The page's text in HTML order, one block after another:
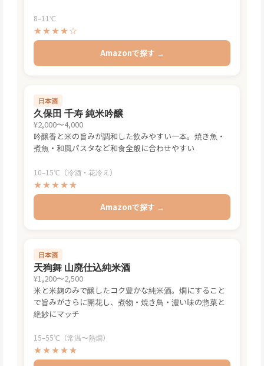
8–11℃
★★★★☆
Amazonで探す →
日本酒
久保田 千寿 純米吟醸
¥2,000〜4,000
吟醸香と米の旨みが調和した飲みやすい一本。焼き魚・
煮魚・和風パスタなど和食全般に合わせやすい
10–15℃（冷酒・花冷え）
★★★★★
Amazonで探す →
日本酒
天狗舞 山廃仕込純米酒
¥1,200〜2,500
米と米麹のみで醸したコク豊かな純米酒。燗にすること
で旨みがさらに開花し、煮物・焼き鳥・濃い味の惣菜と
絶妙にマッチ
15–55℃（常温〜熱燗）
★★★★★